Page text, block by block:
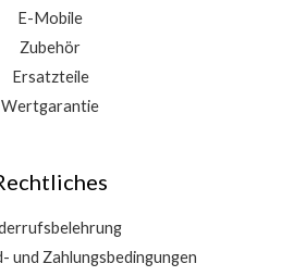
E-Mobile
Zubehör
Ersatzteile
Wertgarantie
und Zahlungsbedingungen